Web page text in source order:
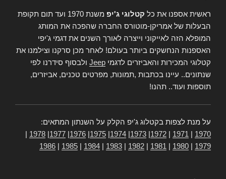
ראשית אספנו את כל קטלוגי ג'יפ
משנת 1970 ועד תום תקופת
הבעלות של אמריקן-מוטורס החברה שהפכה את המותג
המופלא הזה לאייקוני וייצרה לאורך השנים את דגמי ג'יפי
האספנות הנחשקים ביותר בעולם! לאחר מכן סרקנו וצילמנו את
קטלוגי המכירות והאביזרים לדגמי Jeep ולבסוף סידרנו לפי
שנתונים.. עיינו בכתבות ,תמונות, מפרטים טכנים, אביזרים,
תוספות ועוד.. תהנו!
על מנת לצפות בקטלוג ג'יפ הקלק על השנתון המתאים:
1970
1971
1972
1973
1974
1975
1976
1977
1978
1979
1980
1981
1982
1983
1984
1985
1986